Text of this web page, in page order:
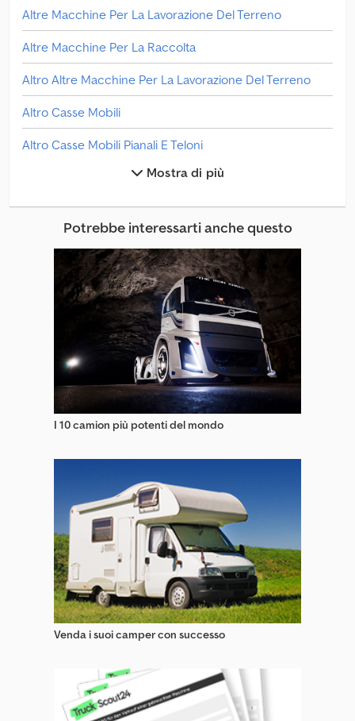
Altre Macchine Per La Lavorazione Del Terreno
Altre Macchine Per La Raccolta
Altro Altre Macchine Per La Lavorazione Del Terreno
Altro Casse Mobili
Altro Casse Mobili Pianali E Teloni
Altro Piattaforme Di Lavoro Speciali
Altro Trattori Industriali / Trattori Da Magazzino
Camion Con Cestello
Camion Con Pianale E Telone
Camion Pompa Per Calcestruzzo
Camion Trasporto Auto/Veicoli
Camper / Camper Su Camion
Impianti Di Miscelazione D'asfalto
Impianti Di Vagliatura
Impianto Di Miscelazione Stazionario
Parti & Accessori Di Macchine Edili
Piattaforme Di Lavoro Speciali
Tecnologie Di Trasporto Per L'agricoltura
Mostra di più
Potrebbe interessarti anche questo
I 10 camion più potenti del mondo
Venda i suoi camper con successo